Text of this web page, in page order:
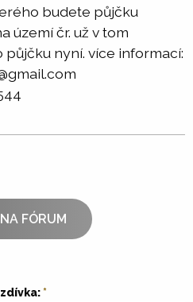
budete půjčku
území čr. už v tom
nyní. více informací:
FÓRUM